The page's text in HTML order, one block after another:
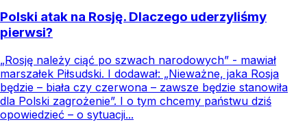
Polski atak na Rosję. Dlaczego uderzyliśmy
pierwsi?
„Rosję należy ciąć po szwach narodowych” - mawiał
marszałek Piłsudski. I dodawał: „Nieważne, jaka Rosja
będzie – biała czy czerwona – zawsze będzie stanowiła
dla Polski zagrożenie”. I o tym chcemy państwu dziś
opowiedzieć – o sytuacji...